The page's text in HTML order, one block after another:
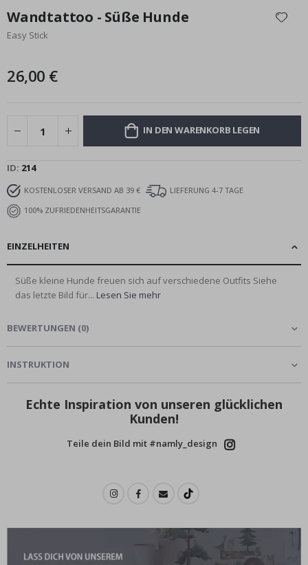
der
Bildgalerie
Wandtattoo - Süße Hunde
Easy Stick
26,00 €
IN DEN WARENKORB LEGEN
ID 214
KOSTENLOSER VERSAND AB 39 €
LIEFERUNG 4-7 TAGE
100% ZUFRIEDENHEITSGARANTIE
EINZELHEITEN
Süße kleine Hunde freuen sich auf verschiedene Outfits Siehe
das letzte Bild für... Lesen Sie mehr
BEWERTUNGEN (0)
INSTRUKTION
Echte Inspiration von unseren glücklichen
Kunden!
Teile dein Bild mit #namly_design